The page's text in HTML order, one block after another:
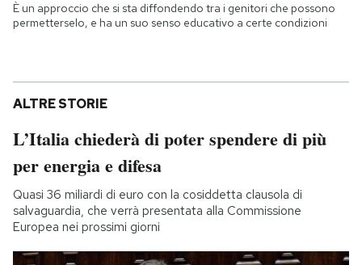
È un approccio che si sta diffondendo tra i genitori che possono
permetterselo, e ha un suo senso educativo a certe condizioni
ALTRE STORIE
L’Italia chiederà di poter spendere di più
per energia e difesa
Quasi 36 miliardi di euro con la cosiddetta clausola di
salvaguardia, che verrà presentata alla Commissione
Europea nei prossimi giorni